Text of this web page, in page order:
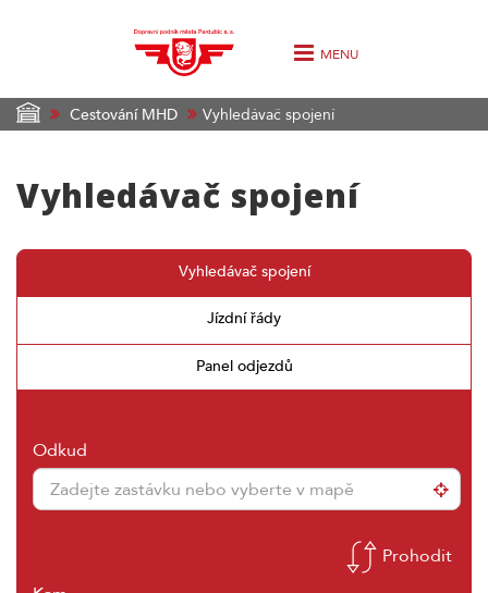
MENU
Cestování MHD Vyhledávač spojení
Vyhledávač spojení
Vyhledávač spojení
Jízdní řády
Panel odjezdů
Odkud
Prohodit